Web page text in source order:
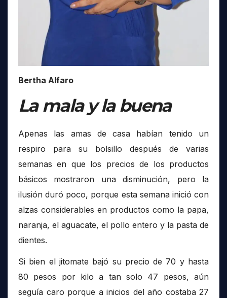
Bertha Alfaro
La mala y la buena
Apenas las amas de casa habían tenido un
respiro para su bolsillo después de varias
semanas en que los precios de los productos
básicos mostraron una disminución, pero la
ilusión duró poco, porque esta semana inició con
alzas considerables en productos como la papa,
naranja, el aguacate, el pollo entero y la pasta de
dientes.
Si bien el jitomate bajó su precio de 70 y hasta
80 pesos por kilo a tan solo 47 pesos, aún
seguía caro porque a inicios del año costaba 27